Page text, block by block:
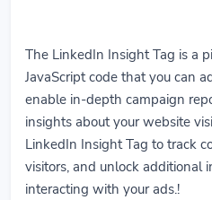
The LinkedIn Insight Tag is a
JavaScript code that you can
enable in-depth campaign
insights about your website
LinkedIn Insight Tag to track
visitors, and unlock additional
interacting with your ads.!